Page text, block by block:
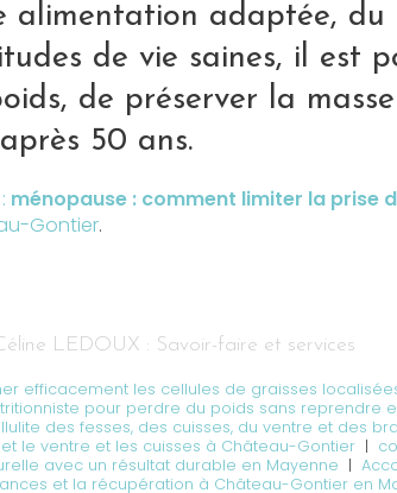
alimentation adaptée, du
de vie saines, il est
de préserver la
50 ans.
ménopause : comment limiter la prise
Gontier.
LEDOUX : Savoir-faire et services
efficacement les cellules de graisses
pour perdre du poids sans reprendre
des fesses, des cuisses, du ventre et des
le ventre et les cuisses à Château-Gontier|
avec un résultat durable en Mayenne |
et la récupération à Château-Gontier en